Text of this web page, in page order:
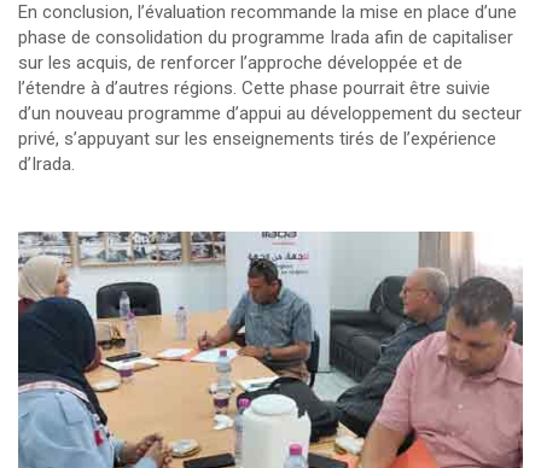
En conclusion, l’évaluation recommande la mise en place d’une
phase de consolidation du programme Irada afin de capitaliser
sur les acquis, de renforcer l’approche développée et de
l’étendre à d’autres régions. Cette phase pourrait être suivie
d’un nouveau programme d’appui au développement du secteur
privé, s’appuyant sur les enseignements tirés de l’expérience
d’Irada.